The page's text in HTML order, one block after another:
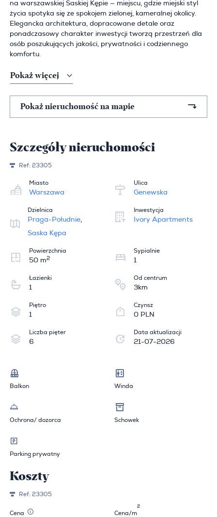
na warszawskiej Saskiej Kępie — miejscu, gdzie miejski styl
życia spotyka się ze spokojem zielonej, kameralnej okolicy.
Elegancka architektura, dopracowane detale oraz
ponadczasowy charakter inwestycji tworzą przestrzeń dla
osób poszukujących jakości, prywatności i codziennego
komfortu.
Pokaż więcej
Pokaż nieruchomość na mapie
Szczegóły nieruchomości
Ref: 23305
Miasto
Warszawa
Ulica
Genewska
Dzielnica
Praga-Południe,
Saska Kępa
Inwestycja
Ivory Apartments
Powierzchnia
50 m2
Sypialnie
1
Łazienki
1
Od centrum
3km
Piętro
1
Czynsz
0 PLN
Liczba pięter
6
Data aktualizacji
21-07-2026
Balkon Winda
Ochrona/ dozorca Schowek
Parking prywatny
Koszty
Ref: 23305
Cena Cena/m
2